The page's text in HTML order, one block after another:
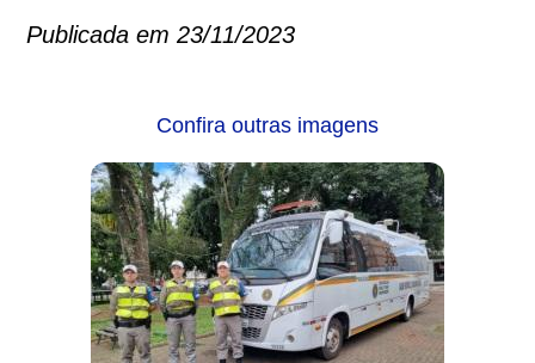
Publicada em 23/11/2023
Confira outras imagens